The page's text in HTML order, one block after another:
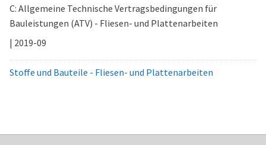
C: Allgemeine Technische Vertragsbedingungen für
Bauleistungen (ATV) - Fliesen- und Plattenarbeiten
| 2019-09
Stoffe und Bauteile - Fliesen- und Plattenarbeiten